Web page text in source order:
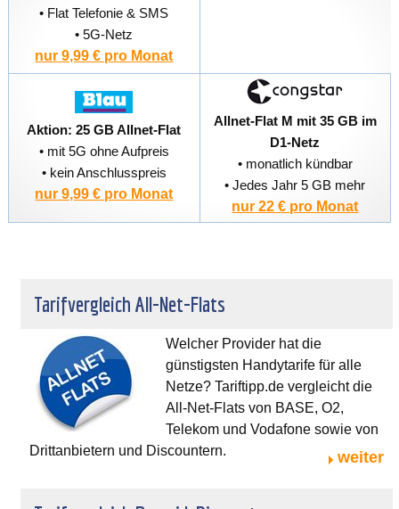
• Flat Telefonie & SMS
• 5G-Netz
nur 9,99 € pro Monat
Aktion: 25 GB Allnet-Flat
• mit 5G ohne Aufpreis
• kein Anschlusspreis
nur 9,99 € pro Monat
Allnet-Flat M mit 35 GB im
D1-Netz
• monatlich kündbar
• Jedes Jahr 5 GB mehr
nur 22 € pro Monat
Tarifvergleich All-Net-Flats
Welcher Provider hat die
günstigsten Handytarife für alle
Netze? Tariftipp.de vergleicht die
All-Net-Flats von BASE, O2,
Telekom und Vodafone sowie von
Drittanbietern und Discountern.
weiter